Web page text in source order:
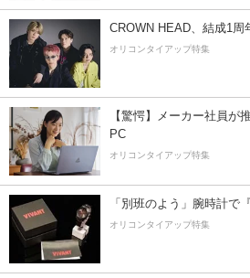
CROWN HEAD、結成1周
オリコンタイアップ特集
【驚愕】メーカー社員が
PC
オリコンタイアップ特集
「別班のよう」腕時計で
オリコンタイアップ特集